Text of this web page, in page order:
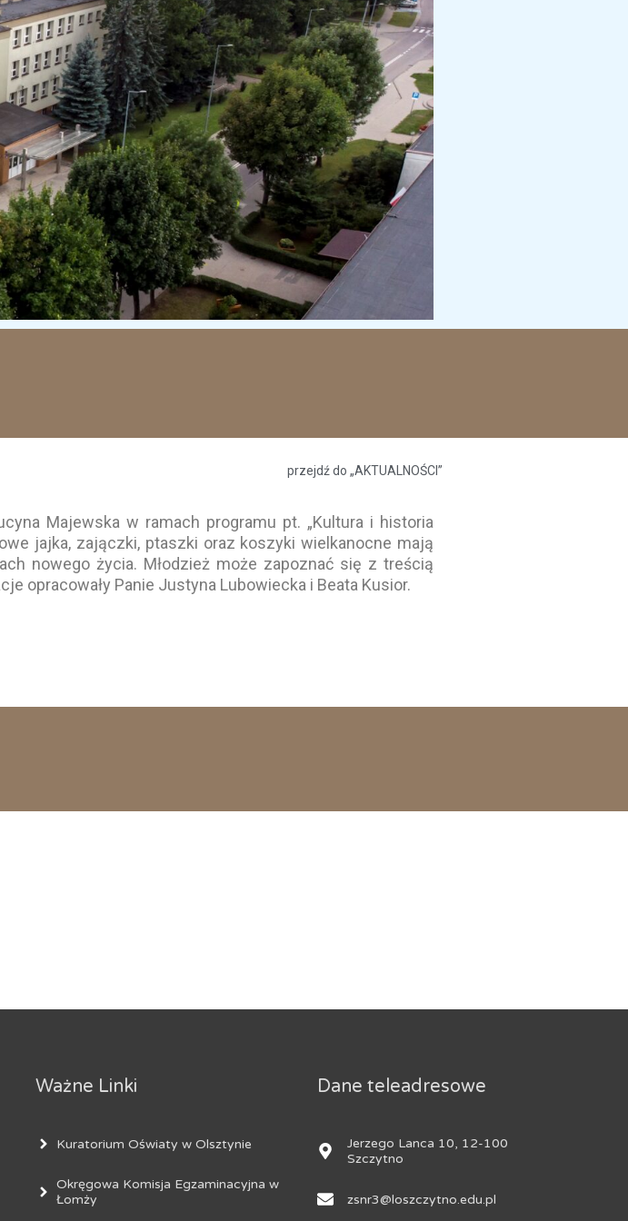
przejdź do „AKTUALNOŚCI”
Majewska w ramach programu pt. „Kultura i historia
jajka, zajączki, ptaszki oraz koszyki wielkanocne mają
nowego życia. Młodzież może zapoznać się z treścią
opracowały Panie Justyna Lubowiecka i Beata Kusior.
Ważne Linki
Kuratorium Oświaty w Olsztynie
Okręgowa Komisja Egzaminacyjna w
Łomży
Dane teleadresowe
Jerzego Lanca 10, 12-100
Szczytno
zsnr3@loszczytno.edu.pl